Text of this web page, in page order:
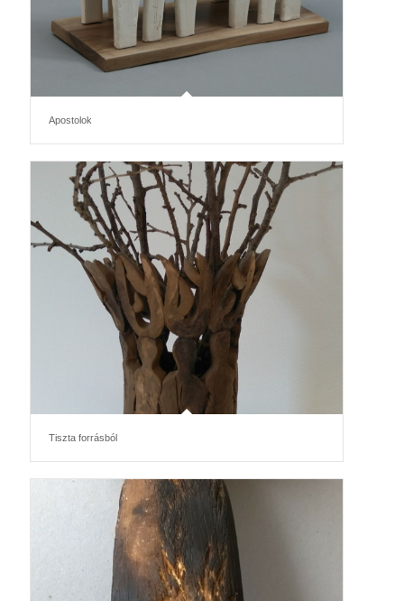
Apostolok
Tiszta forrásból